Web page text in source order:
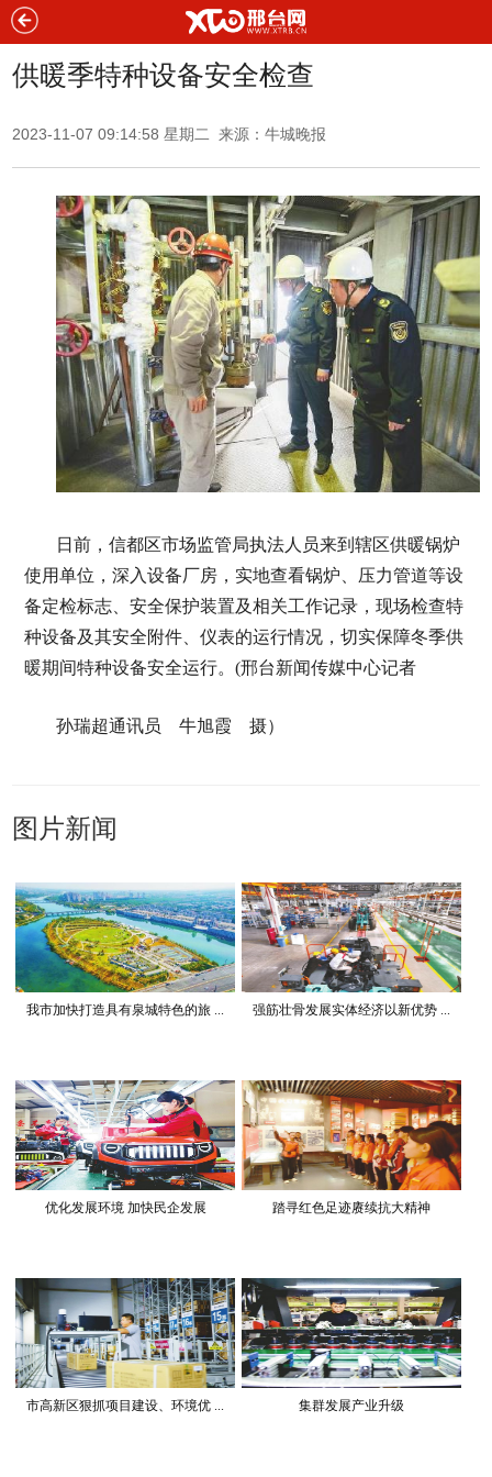
供暖季特种设备安全检查
2023-11-07 09:14:58 星期二 来源：牛城晚报
日前，信都区市场监管局执法人员来到辖区供暖锅炉
使用单位，深入设备厂房，实地查看锅炉、压力管道等设
备定检标志、安全保护装置及相关工作记录，现场检查特
种设备及其安全附件、仪表的运行情况，切实保障冬季供
暖期间特种设备安全运行。(邢台新闻传媒中心记者
孙瑞超通讯员 牛旭霞 摄）
图片新闻
我市加快打造具有泉城特色的旅 ... 强筋壮骨发展实体经济以新优势 ...
优化发展环境 加快民企发展 踏寻红色足迹赓续抗大精神
市高新区狠抓项目建设、环境优 ... 集群发展产业升级